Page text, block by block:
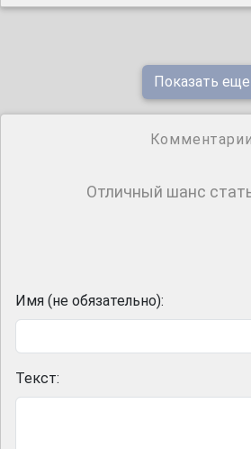
Показать еще
Комментарии
Отличный шанс
Имя (не обязательно):
Текст: